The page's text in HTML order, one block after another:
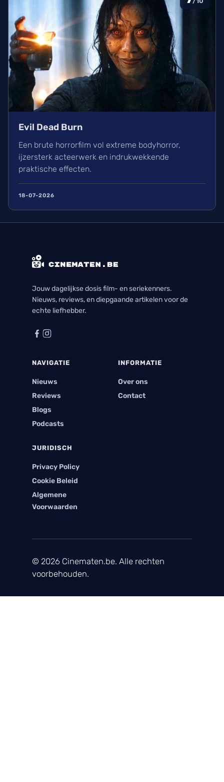
Evil Dead Burn
Een brute horrorfilm vol extreme bodyhorror,
ijzersterk acteerwerk en indrukwekkende
praktische effecten.
18-07-2026
Jouw dagelijkse dosis film- en seriekenners.
Nieuws, reviews, en diepgaande artikelen voor de
echte liefhebber.
NAVIGATIE
Nieuws
Reviews
Blogs
Podcasts
INFORMATIE
Over ons
Contact
JURIDISCH
Privacy Policy
Cookie Beleid
Algemene
Voorwaarden
© 2026 Cinematen.be. Alle rechten
voorbehouden.